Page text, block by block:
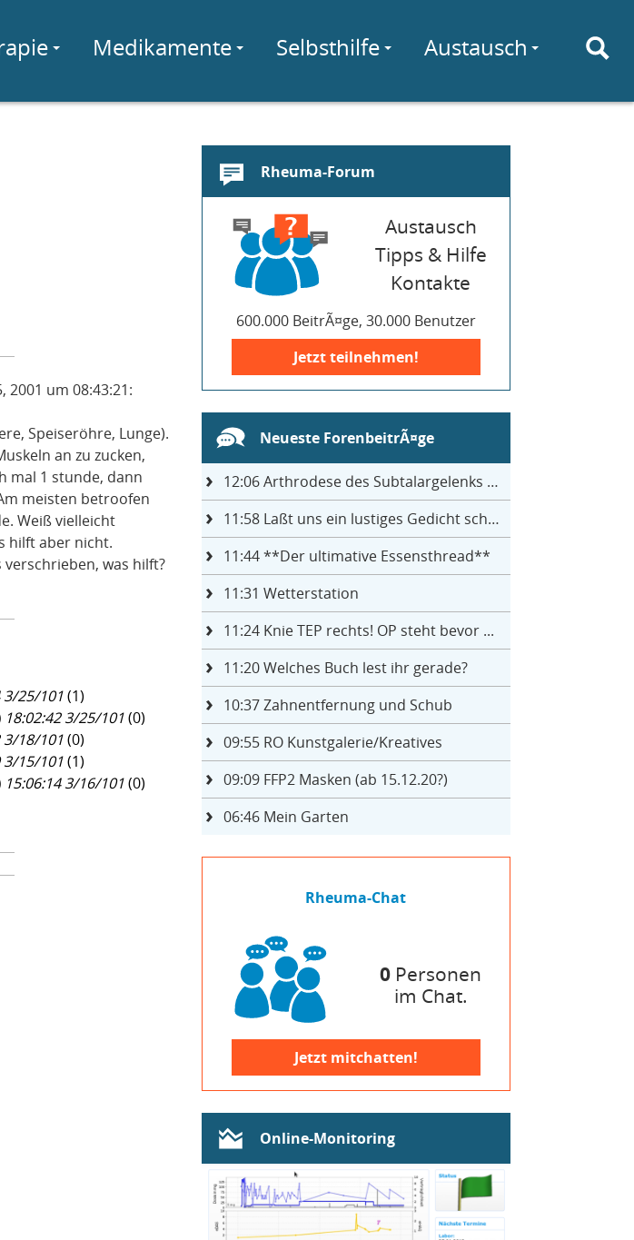
Medikamente Selbsthilfe Austausch
2001 um 08:43:21:
Speiseröhre, Lunge).
an zu zucken,
mal 1 stunde, dann
meisten betroofen
Weiß vielleicht
hilft aber nicht.
was hilft?
3/25/101(1)
18:02:42 3/25/101(0)
3/18/101(0)
3/15/101(1)
15:06:14 3/16/101(0)
Rheuma-Forum
Austausch
Tipps & Hilfe
Kontakte
600.000 BeitrÃ¤ge, 30.000 Benutzer
Jetzt teilnehmen!
Neueste ForenbeitrÃ¤ge
12:06Arthrodese des Subtalargelenks mit 27
11:58Laßt uns ein lustiges Gedicht schreiben- jeder einen Satz
11:44**Der ultimative Essensthread**
11:31 Wetterstation
11:24Knie TEP rechts! OP steht bevor ...
11:20Welches Buch lest ihr gerade?
10:37Zahnentfernung und Schub
09:55RO Kunstgalerie/Kreatives
09:09FFP2 Masken (ab 15.12.20?)
06:46Mein Garten
Rheuma-Chat
0 Personen
im Chat.
Jetzt mitchatten!
Online-Monitoring